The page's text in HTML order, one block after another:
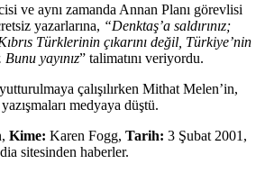
ve aynı zamanda Annan Planı görevlisi
yazarlarına, “Denktaş’a saldırınız;
Kıbrıs Türklerinin çıkarını değil, Türkiye’nin
Bunu yayınız” talimatını veriyordu.
çalışılırken Mithat Melen’in,
medyaya düştü.
Kime: Karen Fogg, Tarih: 3 Şubat 2001,
sitesinden haberler.